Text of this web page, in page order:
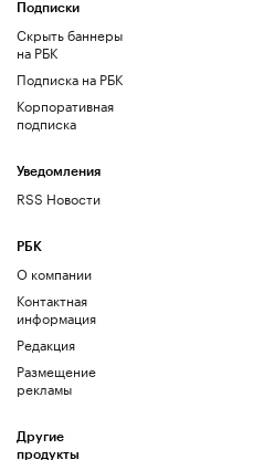
Подписки
Скрыть баннеры
на РБК
Подписка на РБК
Корпоративная
подписка
Уведомления
RSS Новости
РБК
О компании
Контактная
информация
Редакция
Размещение
рекламы
Другие
продукты